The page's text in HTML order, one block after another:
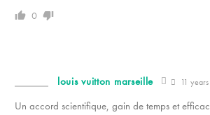
0
louis vuitton marseille 11
Un accord scientifique, gain de temps et